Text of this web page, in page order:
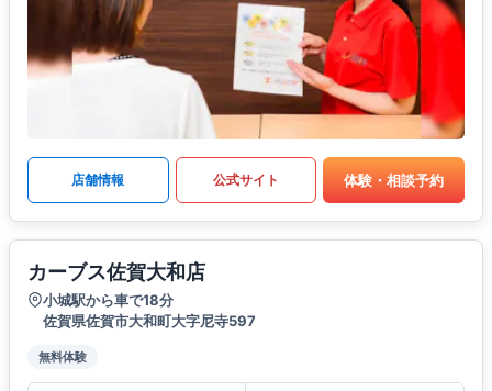
店舗情報 公式サイト 体験・相談予約
カーブス佐賀大和店
小城駅から車で18分
佐賀県佐賀市大和町大字尼寺597
無料体験